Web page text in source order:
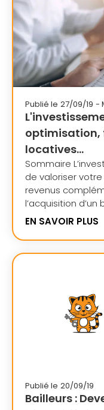
Publié le 27/09/19 -
optimisation,
locatives...
Sommaire
de valoriser
revenus
l’acquisition d’un
EN SAVOIR PLUS
Publié le 20/09/19
Bailleurs :